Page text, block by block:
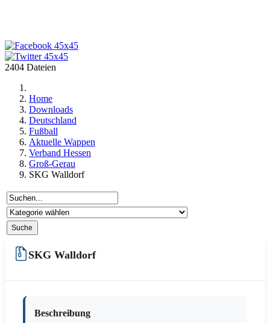
2404 Dateien
Home
Downloads
Deutschland
Fußball
Aktuelle Wappen
Verband Hessen
Groß-Gerau
SKG Walldorf
SKG Walldorf
Beschreibung